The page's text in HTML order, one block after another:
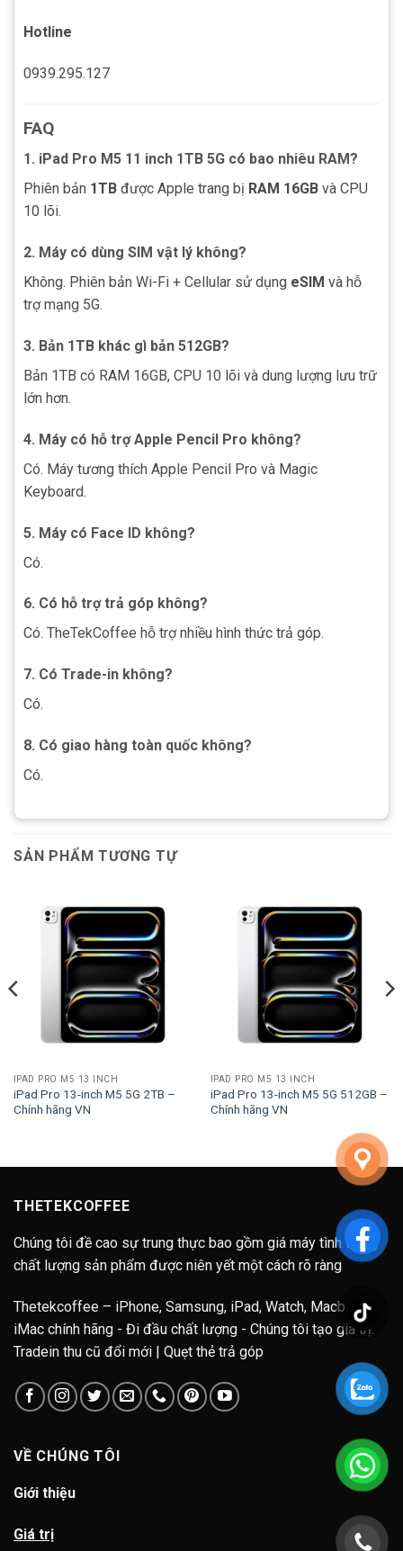
Hotline
0939.295.127
FAQ
1. iPad Pro M5 11 inch 1TB 5G có bao nhiêu RAM?
Phiên bản 1TB được Apple trang bị RAM 16GB và CPU
10 lõi.
2. Máy có dùng SIM vật lý không?
Không. Phiên bản Wi-Fi + Cellular sử dụng eSIM và hỗ
trợ mạng 5G.
3. Bản 1TB khác gì bản 512GB?
Bản 1TB có RAM 16GB, CPU 10 lõi và dung lượng lưu trữ
lớn hơn.
4. Máy có hỗ trợ Apple Pencil Pro không?
Có. Máy tương thích Apple Pencil Pro và Magic
Keyboard.
5. Máy có Face ID không?
Có.
6. Có hỗ trợ trả góp không?
Có. TheTekCoffee hỗ trợ nhiều hình thức trả góp.
7. Có Trade-in không?
Có.
8. Có giao hàng toàn quốc không?
Có.
SẢN PHẨM TƯƠNG TỰ
IPAD PRO M5 13 INCH
iPad Pro 13-inch M5 5G 2TB –
Chính hãng VN
IPAD PRO M5 13 INCH
iPad Pro 13-inch M5 5G 512GB –
Chính hãng VN
THETEKCOFFEE
Chúng tôi đề cao sự trung thực bao gồm giá máy tình trạng
chất lượng sản phẩm được niên yết một cách rõ ràng
Thetekcoffee – iPhone, Samsung, iPad, Watch, Macbook,
iMac chính hãng - Đi đầu chất lượng - Chúng tôi tạo giá trị.
Tradein thu cũ đổi mới | Quẹt thẻ trả góp
VỀ CHÚNG TÔI
Giới thiệu
Giá trị